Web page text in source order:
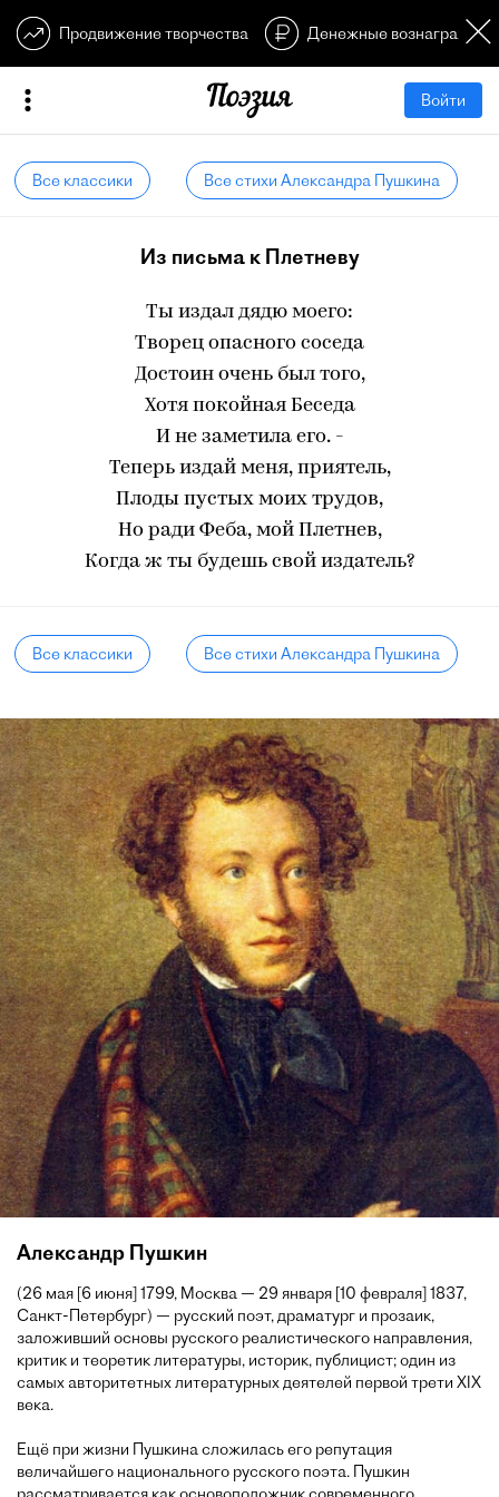
Продвижение творчества Денежные
Войти
Все классики Все стихи Александра Пушкина
Из письма к Плетневу
Ты издал дядю моего:
Творец опасного соседа
Достоин очень был того,
Хотя покойная Беседа
И не заметила его. -
Теперь издай меня, приятель,
Плоды пустых моих трудов,
Но ради Феба, мой Плетнев,
Когда ж ты будешь свой издатель?
Все классики Все стихи Александра Пушкина
Александр Пушкин
(26 мая [6 июня] 1799, Москва — 29 января [10 февраля] 1837,
Санкт-Петербург) — русский поэт, драматург и прозаик,
заложивший основы русского реалистического направления,
критик и теоретик литературы, историк, публицист; один из
самых авторитетных литературных деятелей первой трети XIX
века.
Ещё при жизни Пушкина сложилась его репутация
величайшего национального русского поэта. Пушкин